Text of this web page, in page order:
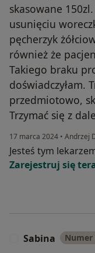
skasowane
usunięciu
pęcherzyk
również że
Takiego braku
doświadczyłam.
przedmiotowo,
Trzymać się z
17 marca 2024 • Andrzej
Jesteś tym
Zarejestruj się
Sabina